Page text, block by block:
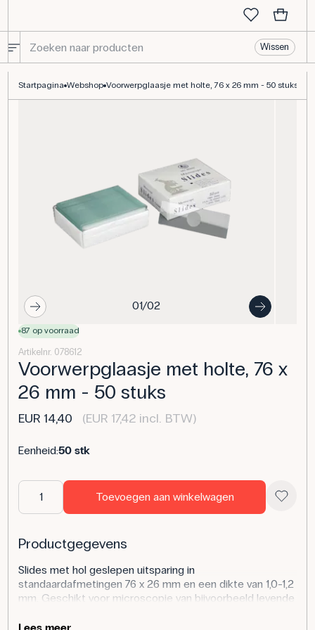
Wissen
Startpagina Webshop Voorwerpglaasje met holte, 76 x 26 mm - 50 stuks
01/02
87 op voorraad
Artikelnr. 078612
Voorwerpglaasje met holte, 76 x
26 mm - 50 stuks
EUR 14,40 (EUR 17,42 incl. BTW)
Eenheid:50 stk
Toevoegen aan winkelwagen
Productgegevens
Slides met hol geslepen uitsparing in
standaardafmetingen 76 x 26 mm en een dikte van 1,0-1,2
mm. Geschikt voor microscopie van bijvoorbeeld levende
holte in het glas kan er een kleine hoeveelheid water op
Lees meer